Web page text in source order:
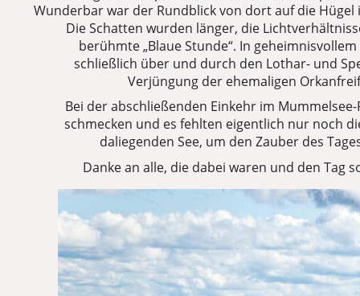
Wunderbar war der Rundblick von dort auf die
Die Schatten wurden länger, die
berühmte „Blaue Stunde“. In
schließlich über und durch den Lothar- und
Verjüngung der ehemaligen
Bei der abschließenden Einkehr im
schmecken und es fehlten eigentlich nur noch
daliegenden See, um den Zauber des
Danke an alle, die dabei waren und den Tag